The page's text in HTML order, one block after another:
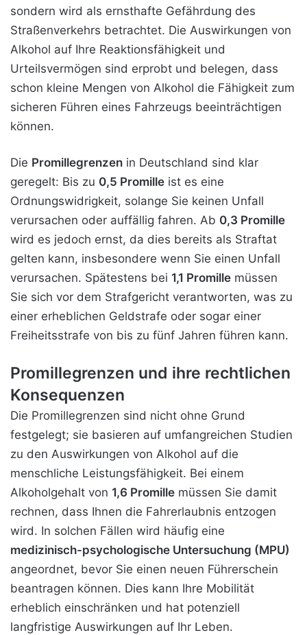
sondern wird als ernsthafte Gefährdung des
Straßenverkehrs betrachtet. Die Auswirkungen von
Alkohol auf Ihre Reaktionsfähigkeit und
Urteilsvermögen sind erprobt und belegen, dass
schon kleine Mengen von Alkohol die Fähigkeit zum
sicheren Führen eines Fahrzeugs beeinträchtigen
können.
Die Promillegrenzen in Deutschland sind klar
geregelt: Bis zu 0,5 Promille ist es eine
Ordnungswidrigkeit, solange Sie keinen Unfall
verursachen oder auffällig fahren. Ab 0,3 Promille
wird es jedoch ernst, da dies bereits als Straftat
gelten kann, insbesondere wenn Sie einen Unfall
verursachen. Spätestens bei 1,1 Promille müssen
Sie sich vor dem Strafgericht verantworten, was zu
einer erheblichen Geldstrafe oder sogar einer
Freiheitsstrafe von bis zu fünf Jahren führen kann.
Promillegrenzen und ihre rechtlichen
Konsequenzen
Die Promillegrenzen sind nicht ohne Grund
festgelegt; sie basieren auf umfangreichen Studien
zu den Auswirkungen von Alkohol auf die
menschliche Leistungsfähigkeit. Bei einem
Alkoholgehalt von 1,6 Promille müssen Sie damit
rechnen, dass Ihnen die Fahrerlaubnis entzogen
wird. In solchen Fällen wird häufig eine
medizinisch-psychologische Untersuchung (MPU)
angeordnet, bevor Sie einen neuen Führerschein
beantragen können. Dies kann Ihre Mobilität
erheblich einschränken und hat potenziell
langfristige Auswirkungen auf Ihr Leben.